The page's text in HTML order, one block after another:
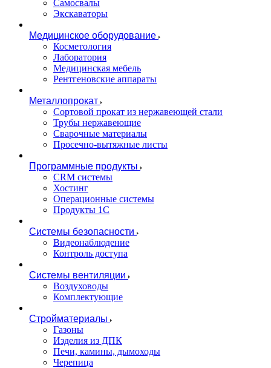
Самосвалы
Экскаваторы
Медицинское оборудование
Косметология
Лаборатория
Медицинская мебель
Рентгеновские аппараты
Металлопрокат
Сортовой прокат из нержавеющей стали
Трубы нержавеющие
Сварочные материалы
Просечно-вытяжные листы
Программные продукты
CRM системы
Хостинг
Операционные системы
Продукты 1С
Системы безопасности
Видеонаблюдение
Контроль доступа
Системы вентиляции
Воздуховоды
Комплектующие
Стройматериалы
Газоны
Изделия из ДПК
Печи, камины, дымоходы
Черепица